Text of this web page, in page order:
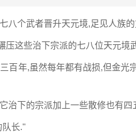
八个武者晋升天元境,足见人族
压这些治下宗派的七八位天元境
百年,虽然每年都有战损,但金光
治下的宗派加上一些散修也有四
队长."